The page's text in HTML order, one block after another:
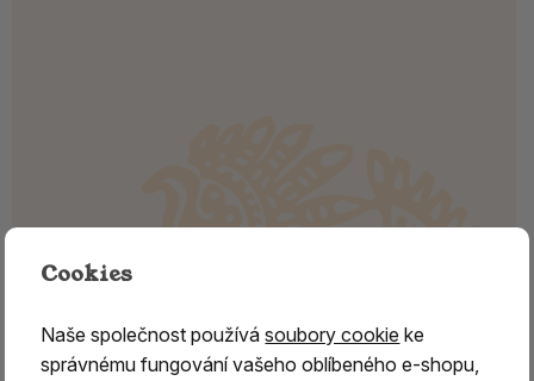
Cookies
Naše společnost používásoubory cookie ke
správnému fungování vašeho oblíbeného e-shopu,